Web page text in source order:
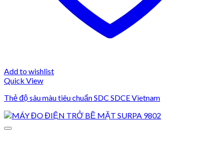
Add to wishlist
Quick View
Thẻ độ sâu màu tiêu chuẩn SDC SDCE Vietnam